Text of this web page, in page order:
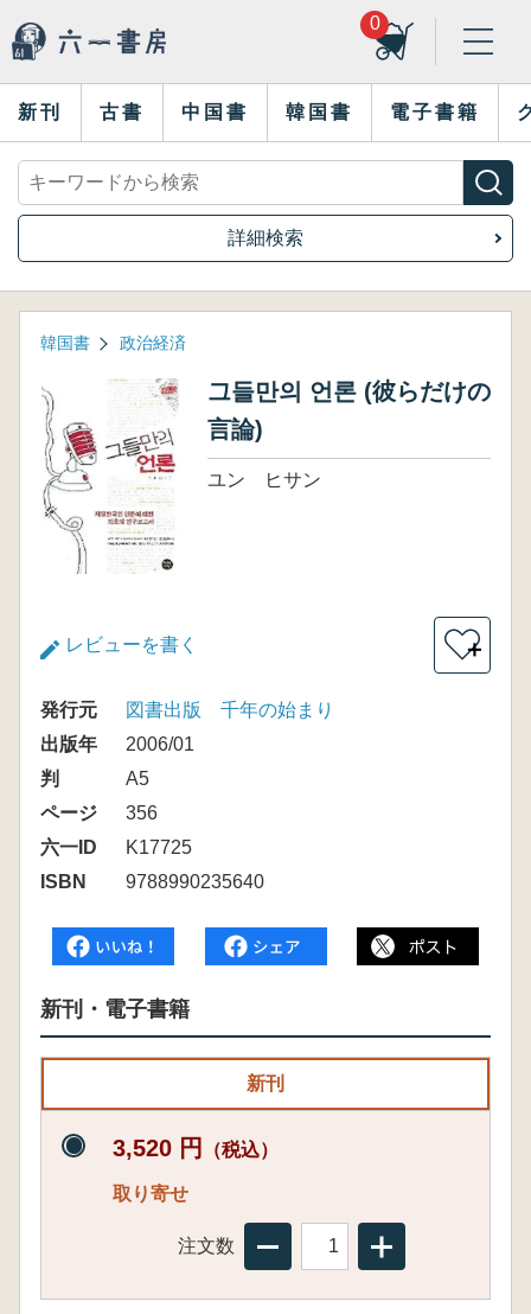
0
新刊 古書 中国書 韓国書 電子書籍
詳細検索
韓国書 政治経済
그들만의 언론 (彼らだけの
言論)
ユン ヒサン
レビューを書く ＋
発行元
図書出版 千年の始まり
出版年
2006/01
判
A5
ページ
356
六一ID
K17725
ISBN
9788990235640
新刊・電子書籍
新刊
3,520 円 （税込）
取り寄せ
注文数